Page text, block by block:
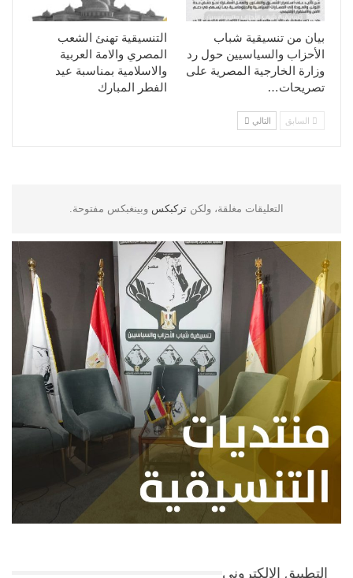
التنسيقية تهنئ الشعب
المصري والامة العربية
والاسلامية بمناسبة عيد
الفطر المبارك
بيان من تنسيقية شباب
الأحزاب والسياسيين حول رد
وزارة الخارجية المصرية على
تصريحات…
السابق التالي
التعليقات مغلقة، ولكن تركبكس وبينغبكس مفتوحة.
التطبيق الإلكتروني